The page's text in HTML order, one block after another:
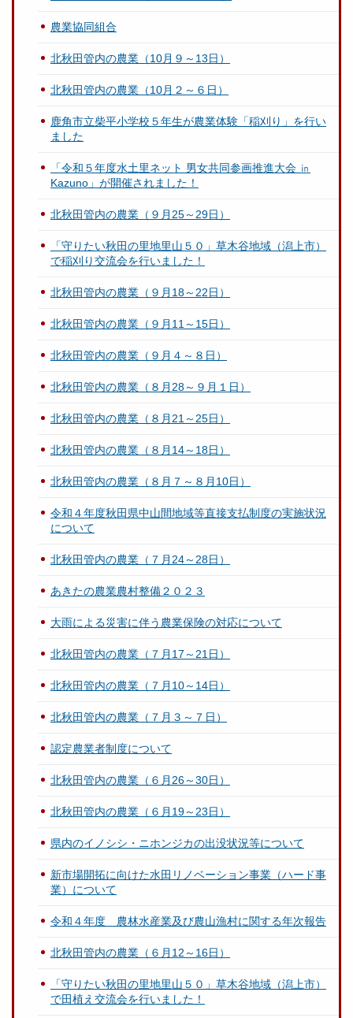
農業協同組合
北秋田管内の農業（10月９～13日）
北秋田管内の農業（10月２～６日）
鹿角市立柴平小学校５年生が農業体験「稲刈り」を行い
ました
「令和５年度水土里ネット 男女共同参画推進大会 ㏌
Kazuno」が開催されました！
北秋田管内の農業（９月25～29日）
「守りたい秋田の里地里山５０」草木谷地域（潟上市）
で稲刈り交流会を行いました！
北秋田管内の農業（９月18～22日）
北秋田管内の農業（９月11～15日）
北秋田管内の農業（９月４～８日）
北秋田管内の農業（８月28～９月１日）
北秋田管内の農業（８月21～25日）
北秋田管内の農業（８月14～18日）
北秋田管内の農業（８月７～８月10日）
令和４年度秋田県中山間地域等直接支払制度の実施状況
について
北秋田管内の農業（７月24～28日）
あきたの農業農村整備２０２３
大雨による災害に伴う農業保険の対応について
北秋田管内の農業（７月17～21日）
北秋田管内の農業（７月10～14日）
北秋田管内の農業（７月３～７日）
認定農業者制度について
北秋田管内の農業（６月26～30日）
北秋田管内の農業（６月19～23日）
県内のイノシシ・ニホンジカの出没状況等について
新市場開拓に向けた水田リノベーション事業（ハード事
業）について
令和４年度 農林水産業及び農山漁村に関する年次報告
北秋田管内の農業（６月12～16日）
「守りたい秋田の里地里山５０」草木谷地域（潟上市）
で田植え交流会を行いました！